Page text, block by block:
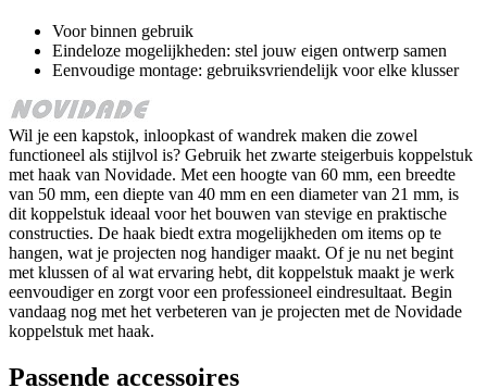
Voor binnen gebruik
Eindeloze mogelijkheden: stel jouw eigen ontwerp samen
Eenvoudige montage: gebruiksvriendelijk voor elke klusser
Wil je een kapstok, inloopkast of wandrek maken die zowel
functioneel als stijlvol is? Gebruik het zwarte steigerbuis koppelstuk
met haak van Novidade. Met een hoogte van 60 mm, een breedte
van 50 mm, een diepte van 40 mm en een diameter van 21 mm, is
dit koppelstuk ideaal voor het bouwen van stevige en praktische
constructies. De haak biedt extra mogelijkheden om items op te
hangen, wat je projecten nog handiger maakt. Of je nu net begint
met klussen of al wat ervaring hebt, dit koppelstuk maakt je werk
eenvoudiger en zorgt voor een professioneel eindresultaat. Begin
vandaag nog met het verbeteren van je projecten met de Novidade
koppelstuk met haak.
Passende accessoires